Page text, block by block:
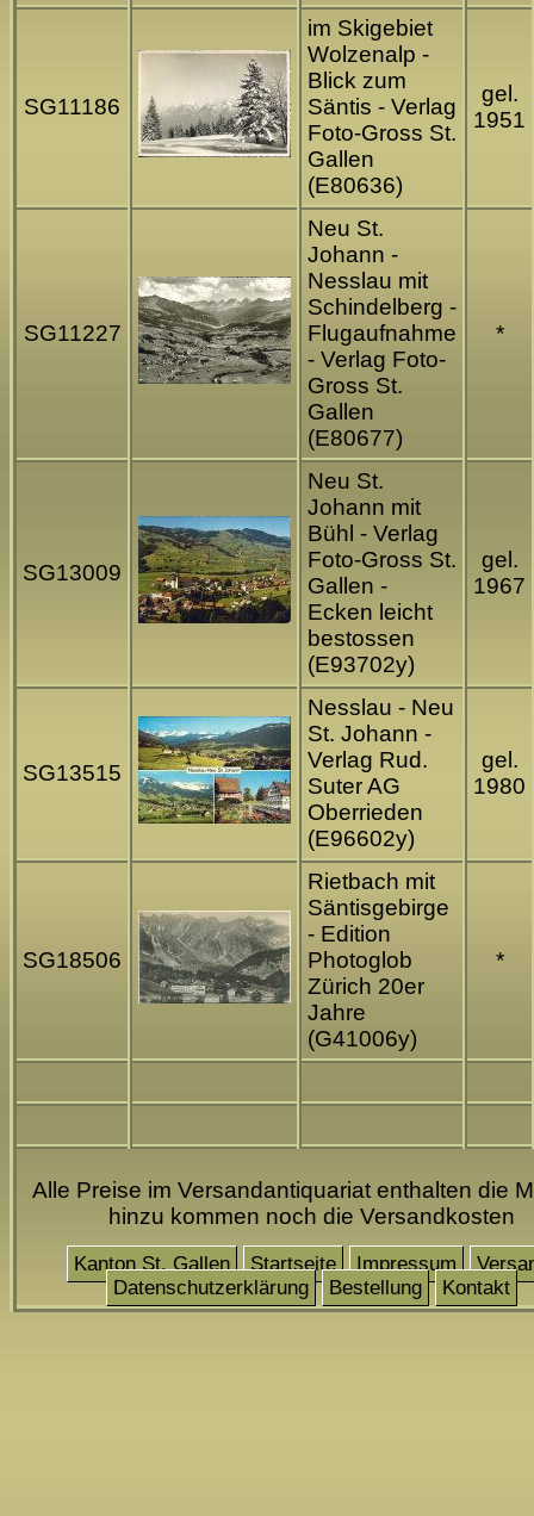
SG11186
im Skigebiet
Wolzenalp -
Blick zum
Säntis - Verlag
Foto-Gross St.
Gallen
(E80636)
gel.
1951
SG11227
Neu St.
Johann -
Nesslau mit
Schindelberg -
Flugaufnahme
- Verlag Foto-
Gross St.
Gallen
(E80677)
*
SG13009
Neu St.
Johann mit
Bühl - Verlag
Foto-Gross St.
Gallen -
Ecken leicht
bestossen
(E93702y)
gel.
1967
SG13515
Nesslau - Neu
St. Johann -
Verlag Rud.
Suter AG
Oberrieden
(E96602y)
gel.
1980
SG18506
Rietbach mit
Säntisgebirge
- Edition
Photoglob
Zürich 20er
Jahre
(G41006y)
*
Alle Preise im Versandantiquariat enthalten die
hinzu kommen noch die Versandkosten
Kanton St. Gallen Startseite Impressum
Datenschutzerklärung
Bestellung Kontakt